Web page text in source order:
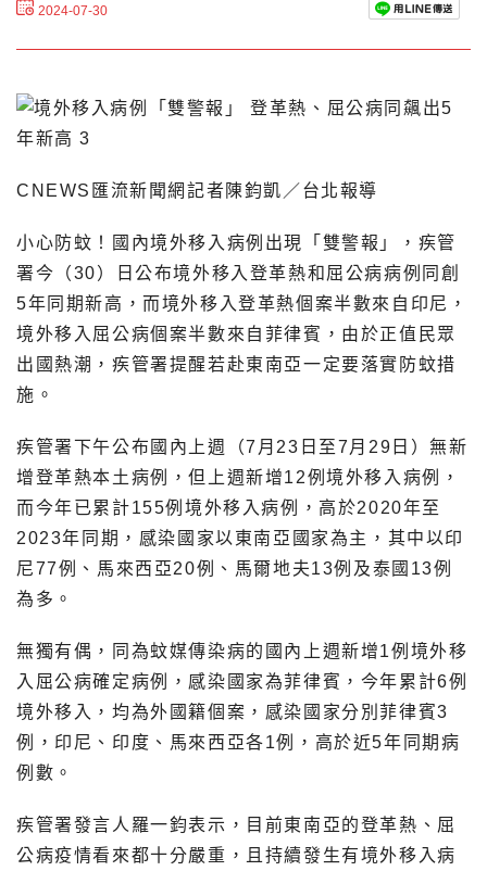
2024-07-30
CNEWS匯流新聞網記者陳鈞凱／台北報導
小心防蚊！國內境外移入病例出現「雙警報」，疾管
署今（30）日公布境外移入登革熱和屈公病病例同創
5年同期新高，而境外移入登革熱個案半數來自印尼，
境外移入屈公病個案半數來自菲律賓，由於正值民眾
出國熱潮，疾管署提醒若赴東南亞一定要落實防蚊措
施。
疾管署下午公布國內上週（7月23日至7月29日）無新
增登革熱本土病例，但上週新增12例境外移入病例，
而今年已累計155例境外移入病例，高於2020年至
2023年同期，感染國家以東南亞國家為主，其中以印
尼77例、馬來西亞20例、馬爾地夫13例及泰國13例
為多。
無獨有偶，同為蚊媒傳染病的國內上週新增1例境外移
入屈公病確定病例，感染國家為菲律賓，今年累計6例
境外移入，均為外國籍個案，感染國家分別菲律賓3
例，印尼、印度、馬來西亞各1例，高於近5年同期病
例數。
疾管署發言人羅一鈞表示，目前東南亞的登革熱、屈
公病疫情看來都十分嚴重，且持續發生有境外移入病